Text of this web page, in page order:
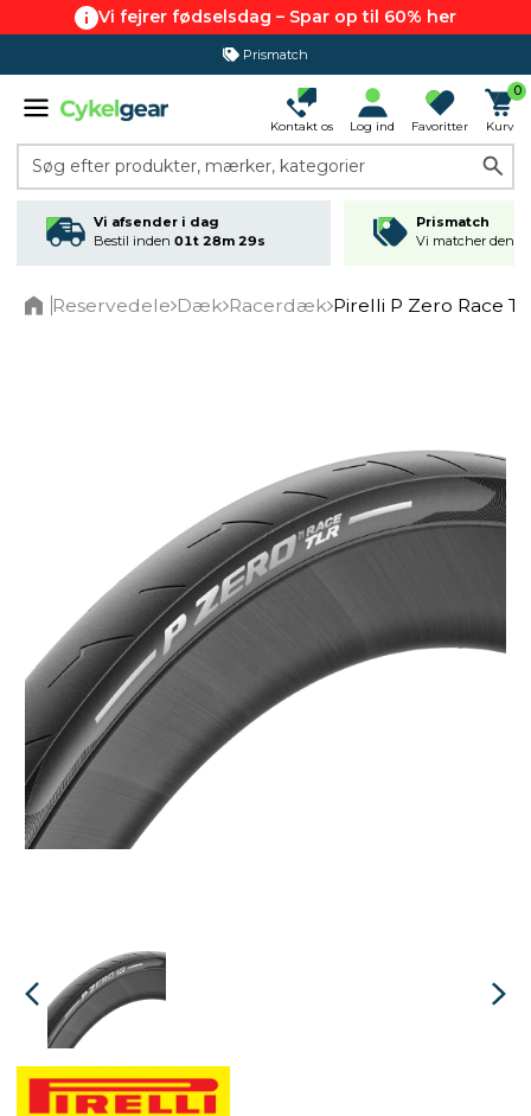
Vi fejrer fødselsdag – Spar op til 60% her
Prismatch
365 dages returret
Kontakt os Log ind Favoritter
0
Kurv
Søg efter produkter, mærker, kategorier
Vi afsender i dag
Bestil inden 01t 28m 29s
Prismatch
Vi matcher den
Reservedele Dæk Racerdæk Pirelli P Zero Race